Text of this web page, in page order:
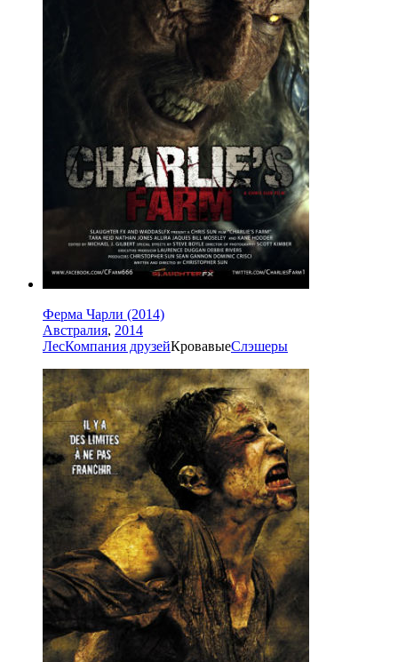
Ферма Чарли (2014)
Австралия, 2014
ЛесКомпания друзейКровавыеСлэшеры